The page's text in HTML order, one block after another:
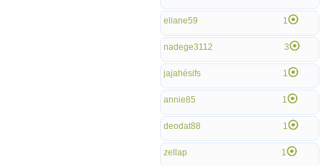
eliane59 1
nadege3112 3
jajahésifs 1
annie85 1
deodat88 1
zellap 1